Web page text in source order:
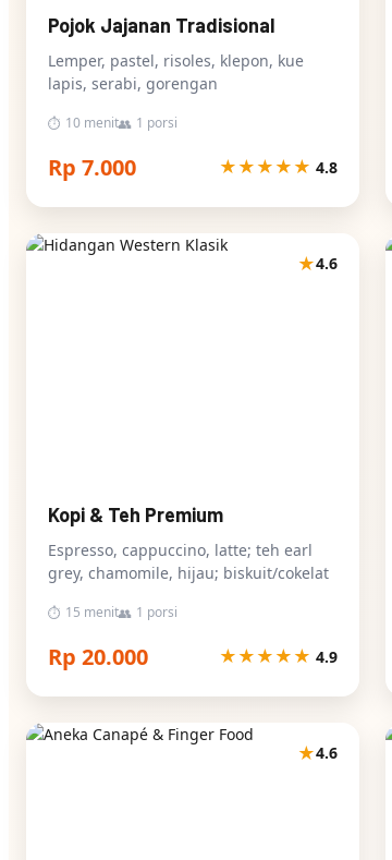
Pojok Jajanan Tradisional
Lemper, pastel, risoles, klepon, kue
lapis, serabi, gorengan
⏱ 10 menit👥 1 porsi
Rp 7.000 ★★★★★ 4.8
★4.6
Kopi & Teh Premium
Espresso, cappuccino, latte; teh earl
grey, chamomile, hijau; biskuit/cokelat
⏱ 15 menit👥 1 porsi
Rp 20.000 ★★★★★ 4.9
★4.6